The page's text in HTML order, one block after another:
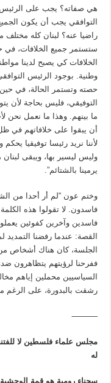
هي صفاته؟ يجب على الرئيس
التوافقي يجب أن يكون
راضيا عنه؟ لبنان كله مختلف
ستستمر جميع الخلافات،
الخلافات كي يصبح لدينا
وطنية. بوجود الرئيس
حصته وتستمر الحالة، في
التوفيقي، فليس بحاجة لأن
ما بينهم. وهذا ما نعمل نحن
أن يبقوا على خلافاتهم في
لأننا نريد رئيسا توفيقيا
وليس ليسير بها، ويبقى
يرمينا بالشتائم”.
وختم عون “لم أر أحدا من
فاسدون. لا تقولوا هذه
فاسدين وآخرين كفوئين
القصة: عندما رفضنا
الجلسة، كان هناك أشخاص
ففرحنا لرؤيتهم يتظاهرون
السياسيين محملين إياهم
رشقت بالبدورة، على الرغم
———-
مجلس علماء فلسطين لا
له
سجناء رومية هو قمة الوحشية